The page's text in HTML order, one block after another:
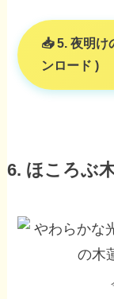
5. 夜明け
ンロード )
6. ほころぶ